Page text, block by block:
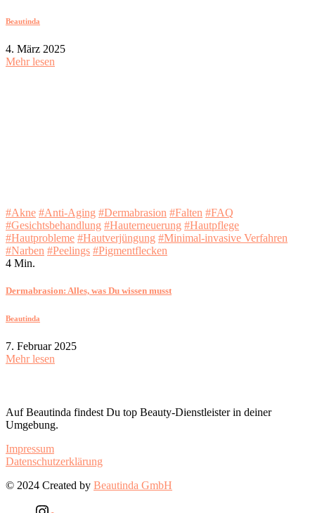
Beautinda
4. März 2025
Mehr lesen
#Akne #Anti-Aging #Dermabrasion #Falten #FAQ
#Gesichtsbehandlung #Hauterneuerung #Hautpflege
#Hautprobleme #Hautverjüngung #Minimal-invasive Verfahren
#Narben #Peelings #Pigmentflecken
4 Min.
Dermabrasion: Alles, was Du wissen musst
Beautinda
7. Februar 2025
Mehr lesen
Auf Beautinda findest Du top Beauty-Dienstleister in deiner
Umgebung.
Impressum
Datenschutzerklärung
© 2024 Created by Beautinda GmbH